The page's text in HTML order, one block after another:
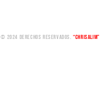
© 2024 Derechos Reservados.“Chrisalim”